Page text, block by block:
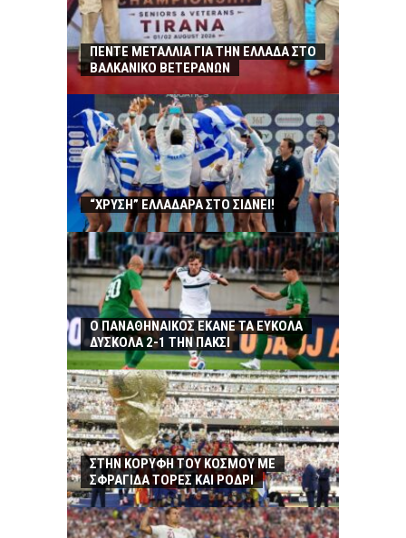
ΠΕΝΤΕ ΜΕΤΑΛΛΙΑ ΓΙΑ ΤΗΝ ΕΛΛΑΔΑ ΣΤΟ
ΒΑΛΚΑΝΙΚΟ ΒΕΤΕΡΑΝΩΝ
“ΧΡΥΣΗ” ΕΛΛΑΔΑΡΑ ΣΤΟ ΣΙΔΝΕΙ!
Ο ΠΑΝΑΘΗΝΑΙΚΟΣ ΕΚΑΝΕ ΤΑ ΕΥΚΟΛΑ
ΔΥΣΚΟΛΑ 2-1 ΤΗΝ ΠΑΚΣΙ
ΣΤΗΝ ΚΟΡΥΦΗ ΤΟΥ ΚΟΣΜΟΥ ΜΕ
ΣΦΡΑΓΙΔΑ ΤΟΡΕΣ ΚΑΙ ΡΟΔΡΙ